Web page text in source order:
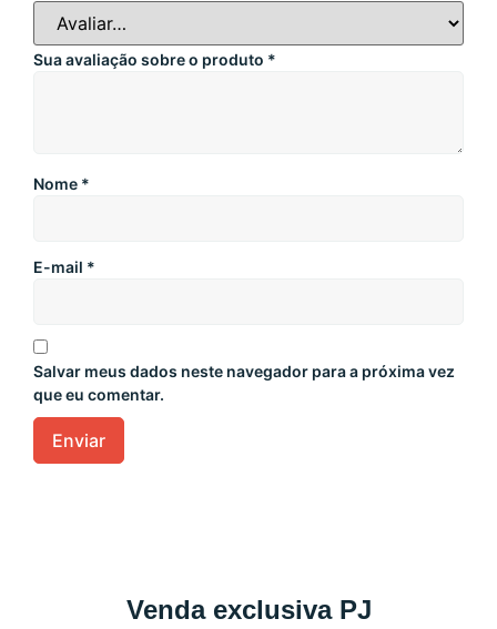
Sua avaliação sobre o produto *
Nome *
E-mail *
Salvar meus dados neste navegador para a próxima vez
que eu comentar.
Venda exclusiva PJ